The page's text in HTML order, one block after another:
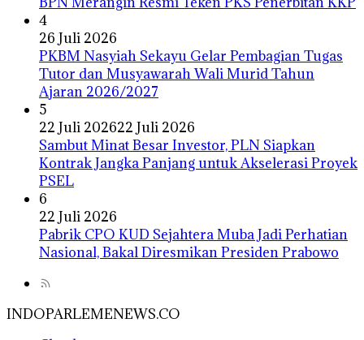
4
26 Juli 2026
PKBM Nasyiah Sekayu Gelar Pembagian Tugas
Tutor dan Musyawarah Wali Murid Tahun
Ajaran 2026/2027
5
22 Juli 202622 Juli 2026
Sambut Minat Besar Investor, PLN Siapkan
Kontrak Jangka Panjang untuk Akselerasi Proyek
PSEL
6
22 Juli 2026
Pabrik CPO KUD Sejahtera Muba Jadi Perhatian
Nasional, Bakal Diresmikan Presiden Prabowo
INDOPARLEMENEWS.CO